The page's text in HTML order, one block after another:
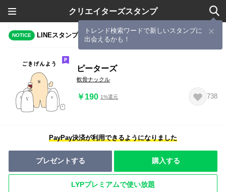
クリエイターズスタンプ
トレンド検索ワードで新しいスタンプに
出会えるかも！
NOTICE LINEスタンプメーカーで作成されたスタンプ
ピーターズ
軟骨ナックル
￥190 1%還元 738
PayPay決済が利用できるようになりました
プレゼントする 購入する
LYPプレミアムで使い放題